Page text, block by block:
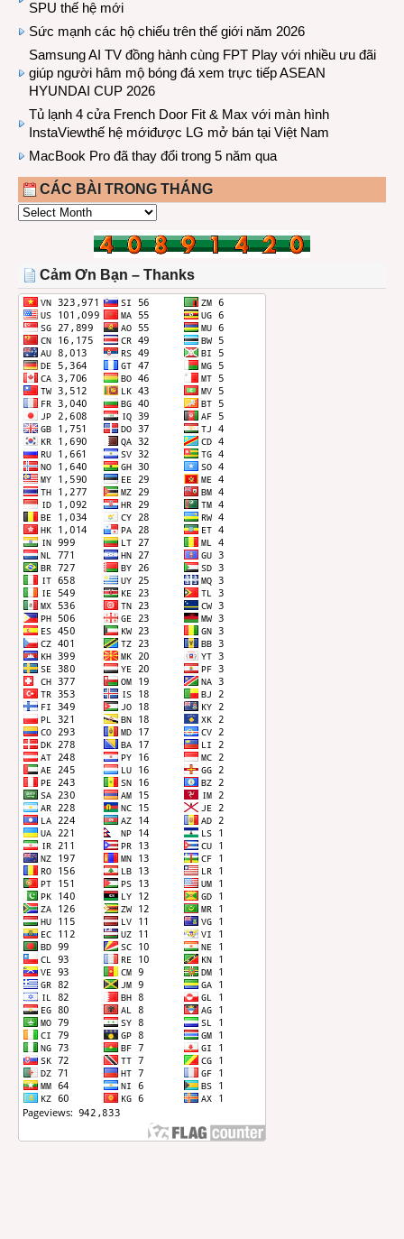
SPU thế hệ mới
Sức mạnh các hộ chiếu trên thế giới năm 2026
Samsung AI TV đồng hành cùng FPT Play với nhiều ưu đãi
giúp người hâm mộ bóng đá xem trực tiếp ASEAN
HYUNDAI CUP 2026
Tủ lạnh 4 cửa French Door Fit & Max với màn hình
InstaViewthế hệ mớiđược LG mở bán tại Việt Nam
MacBook Pro đã thay đổi trong 5 năm qua
CÁC BÀI TRONG THÁNG
CÁC
THÁNG
Cảm Ơn Bạn – Thanks